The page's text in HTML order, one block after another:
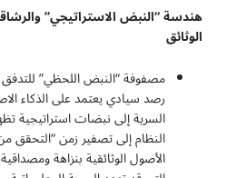
هندسة “النبض الاستراتيجي”
الوثائق
مصفوفة “النبض اللحظي”
رصد سيادي يعتمد على الذكاء
السرية إلى نبضات استراتيجية
النظام إلى تصفير زمن
الأصول الوثائقية بنزاهة ومصداقية